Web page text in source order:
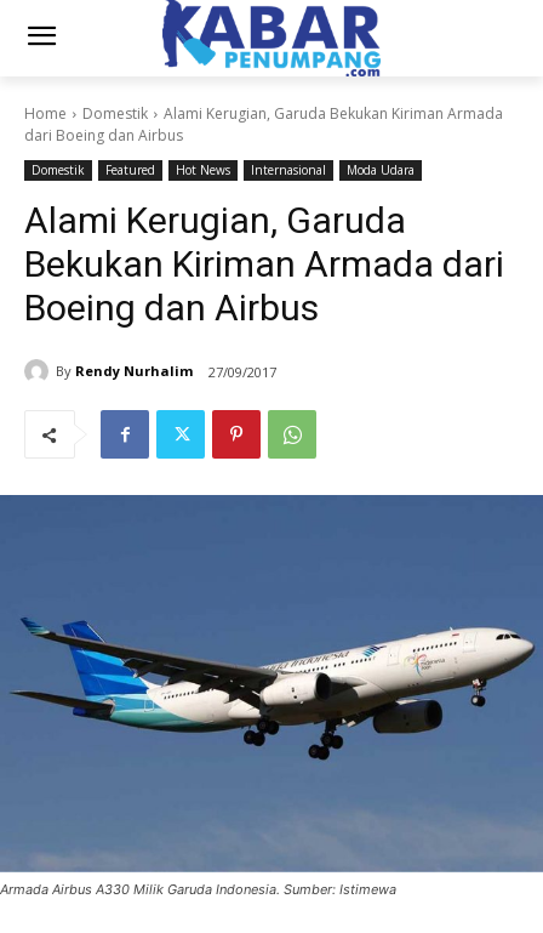
Home Domestik
Alami Kerugian, Garuda Bekukan Kiriman Armada
dari Boeing dan Airbus
Domestik Featured Hot News Internasional Moda Udara
Alami Kerugian, Garuda
Bekukan Kiriman Armada dari
Boeing dan Airbus
By Rendy Nurhalim 27/09/2017
Armada Airbus A330 Milik Garuda Indonesia. Sumber: Istimewa